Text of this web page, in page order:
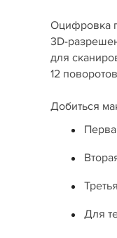
Оцифровка
3D-
для
12
Добиться
Для